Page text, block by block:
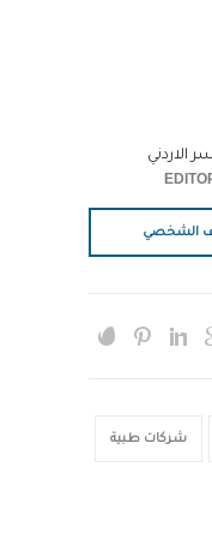
الاردني
الشخصي
شركات طبية